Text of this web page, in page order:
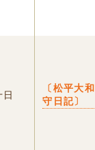
〔松平大和
守日記〕